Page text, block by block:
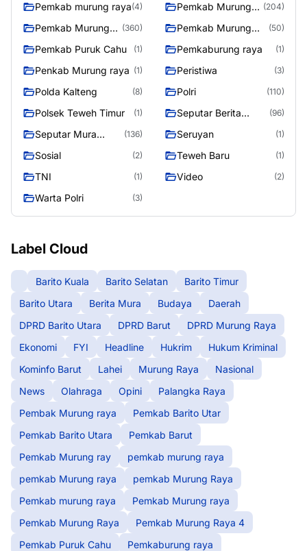
Pemkab murung raya(4)
Pemkab Murung
(204)
Pemkab Murung
(360)
Pemkab Murung
(50)
Pemkab Puruk Cahu (1) Pemkaburung raya (1)
Penkab Murung raya (1) Peristiwa (3)
Polda Kalteng (8) Polri (110)
Polsek Teweh Timur (1)
Seputar Berita
(96)
Seputar Mura
(136) Seruyan (1)
Sosial (2) Teweh Baru (1)
TNI (1) Video (2)
Warta Polri (3)
Label Cloud
Barito Kuala Barito Selatan
Barito Timur
Barito Utara
Berita Mura Budaya
Daerah
DPRD Barito Utara
DPRD Barut
DPRD Murung Raya
Ekonomi
FYI Headline Hukrim
Hukum Kriminal
Kominfo Barut
Lahei Murung Raya
Nasional
News
Olahraga Opini
Palangka Raya
Pembak Murung raya
Pemkab Barito Utar
Pemkab Barito Utara
Pemkab Barut
Pemkab Murung ray
pemkab murung raya
pemkab Murung raya
pemkab Murung Raya
Pemkab murung raya
Pemkab Murung raya
Pemkab Murung Raya
Pemkab Murung Raya 4
Pemkab Puruk Cahu
Pemkaburung raya